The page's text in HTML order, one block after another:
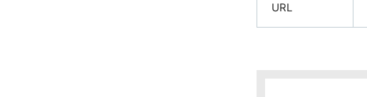
URL